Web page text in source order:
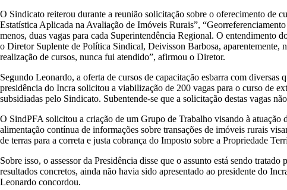
O Sindicato reiterou durante a reunião solicitação sobre o oferecimento de
Estatística Aplicada na Avaliação de Imóveis Rurais”,
menos, duas vagas para cada Superintendência Regional. O entendimento
o Diretor Suplente de Política Sindical, Deivisson Barbosa, aparentemente,
realização de cursos, nunca fui atendido”, afirmou o Diretor.
Segundo Leonardo, a oferta de cursos de capacitação esbarra com
presidência do Incra solicitou a viabilização de 200 vagas para o curso de
subsidiadas pelo Sindicato. Subentende-se que a solicitação destas vagas
O SindPFA solicitou a criação de um Grupo de Trabalho visando à
alimentação contínua de informações sobre transações de imóveis rurais
de terras para a correta e justa cobrança do Imposto sobre a Propriedade
Sobre isso, o assessor da Presidência disse que o assunto está sendo
resultados concretos, ainda não havia sido apresentado ao presidente do
Leonardo concordou.